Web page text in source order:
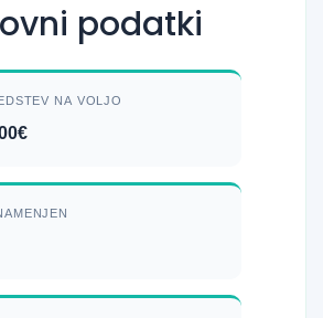
podatki
NA VOLJO